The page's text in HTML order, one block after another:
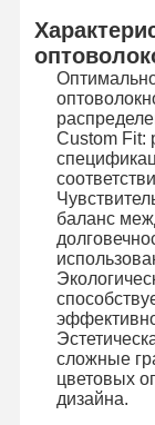
Схемы PET
Сборка
PMMA линзы
Custom Fit:
баланс
сложные
цветовых
дизайна.